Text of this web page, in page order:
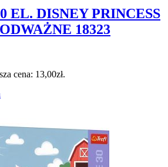
EL. DISNEY PRINCESS
18323
cena: 13,00zł.